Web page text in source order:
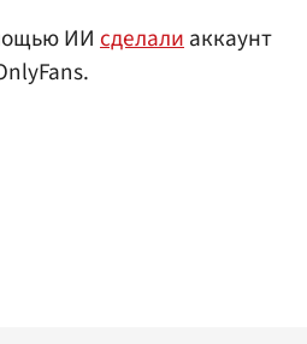
ИИ сделалиаккаунт